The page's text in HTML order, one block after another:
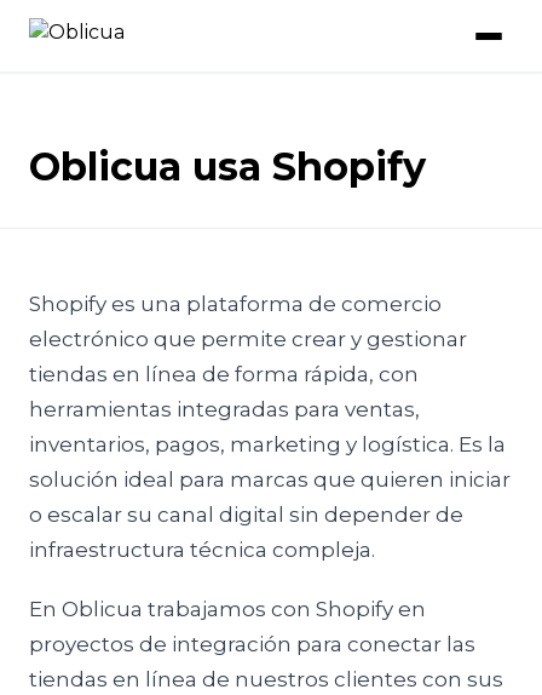
Oblicua usa Shopify
Shopify es una plataforma de comercio
electrónico que permite crear y gestionar
tiendas en línea de forma rápida, con
herramientas integradas para ventas,
inventarios, pagos, marketing y logística. Es la
solución ideal para marcas que quieren iniciar
o escalar su canal digital sin depender de
infraestructura técnica compleja.
En Oblicua trabajamos con Shopify en
proyectos de integración para conectar las
tiendas en línea de nuestros clientes con sus